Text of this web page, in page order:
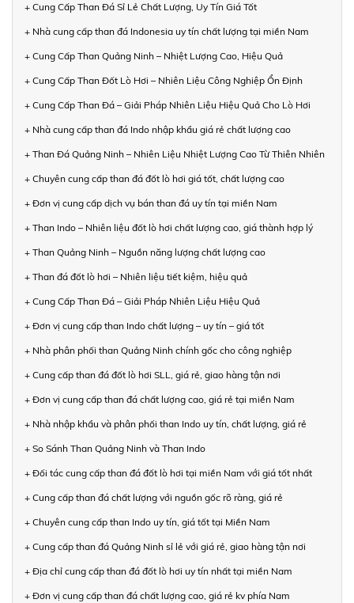
+ Cung Cấp Than Đá Sỉ Lẻ Chất Lượng, Uy Tín Giá Tốt
+ Nhà cung cấp than đá Indonesia uy tín chất lượng tại miền Nam
+ Cung Cấp Than Quảng Ninh – Nhiệt Lượng Cao, Hiệu Quả
+ Cung Cấp Than Đốt Lò Hơi – Nhiên Liệu Công Nghiệp Ổn Định
+ Cung Cấp Than Đá – Giải Pháp Nhiên Liệu Hiệu Quả Cho Lò Hơi
+ Nhà cung cấp than đá Indo nhập khẩu giá rẻ chất lượng cao
+ Than Đá Quảng Ninh – Nhiên Liệu Nhiệt Lượng Cao Từ Thiên Nhiên
+ Chuyên cung cấp than đá đốt lò hơi giá tốt, chất lượng cao
+ Đơn vị cung cấp dịch vụ bán than đá uy tín tại miền Nam
+ Than Indo – Nhiên liệu đốt lò hơi chất lượng cao, giá thành hợp lý
+ Than Quảng Ninh – Nguồn năng lượng chất lượng cao
+ Than đá đốt lò hơi – Nhiên liệu tiết kiệm, hiệu quả
+ Cung Cấp Than Đá – Giải Pháp Nhiên Liệu Hiệu Quả
+ Đơn vị cung cấp than Indo chất lượng – uy tín – giá tốt
+ Nhà phân phối than Quảng Ninh chính gốc cho công nghiệp
+ Cung cấp than đá đốt lò hơi SLL, giá rẻ, giao hàng tận nơi
+ Đơn vị cung cấp than đá chất lượng cao, giá rẻ tại miền Nam
+ Nhà nhập khẩu và phân phối than Indo uy tín, chất lượng, giá rẻ
+ So Sánh Than Quảng Ninh và Than Indo
+ Đối tác cung cấp than đá đốt lò hơi tại miền Nam với giá tốt nhất
+ Cung cấp than đá chất lượng với nguồn gốc rõ ràng, giá rẻ
+ Chuyên cung cấp than Indo uy tín, giá tốt tại Miền Nam
+ Cung cấp than đá Quảng Ninh sỉ lẻ với giá rẻ, giao hàng tận nơi
+ Địa chỉ cung cấp than đá đốt lò hơi uy tín nhất tại miền Nam
+ Đơn vị cung cấp than đá chất lượng cao, giá rẻ kv phía Nam